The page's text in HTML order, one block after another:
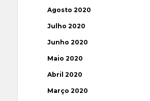
Agosto 2020
Julho 2020
Junho 2020
Maio 2020
Abril 2020
Março 2020